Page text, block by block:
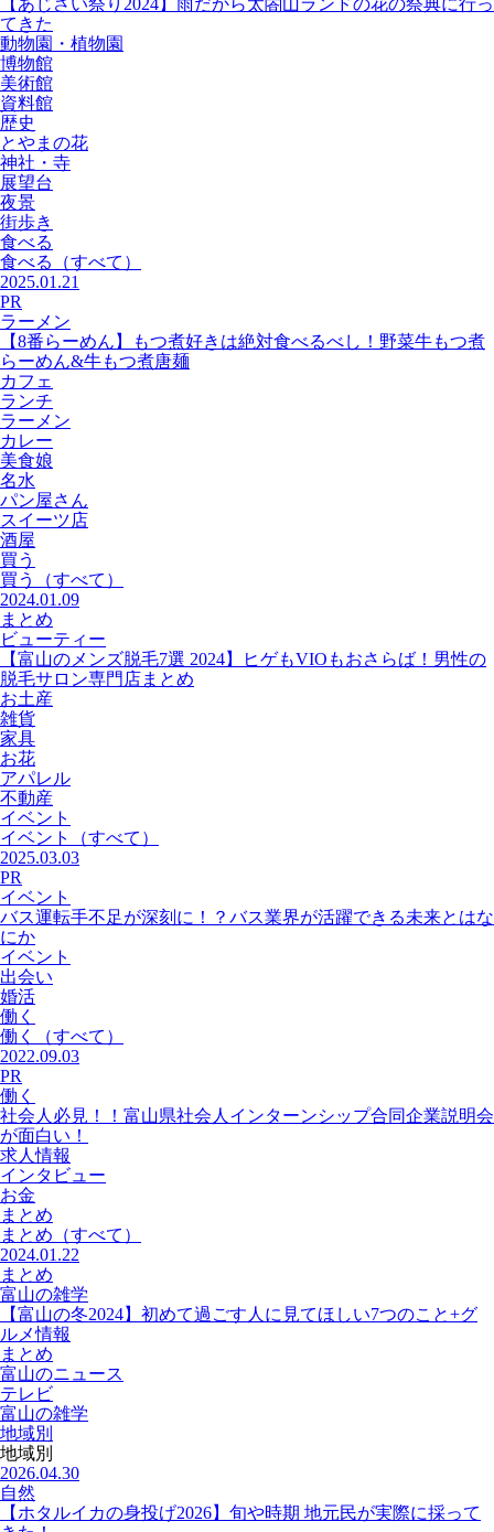
【あじさい祭り2024】雨だから太閤山ランドの花の祭典に行っ
てきた
動物園・植物園
博物館
美術館
資料館
歴史
とやまの花
神社・寺
展望台
夜景
街歩き
食べる
食べる
（すべて）
2025.01.21
PR
ラーメン
【8番らーめん】もつ煮好きは絶対食べるべし！野菜牛もつ煮
らーめん&牛もつ煮唐麺
カフェ
ランチ
ラーメン
カレー
美食娘
名水
パン屋さん
スイーツ店
酒屋
買う
買う
（すべて）
2024.01.09
まとめ
ビューティー
【富山のメンズ脱毛7選 2024】ヒゲもVIOもおさらば！男性の
脱毛サロン専門店まとめ
お土産
雑貨
家具
お花
アパレル
不動産
イベント
イベント
（すべて）
2025.03.03
PR
イベント
バス運転手不足が深刻に！？バス業界が活躍できる未来とはな
にか
イベント
出会い
婚活
働く
働く
（すべて）
2022.09.03
PR
働く
社会人必見！！富山県社会人インターンシップ合同企業説明会
が面白い！
求人情報
インタビュー
お金
まとめ
まとめ （すべて）
2024.01.22
まとめ
富山の雑学
【富山の冬2024】初めて過ごす人に見てほしい7つのこと+グ
ルメ情報
まとめ
富山のニュース
テレビ
富山の雑学
地域別
地域別
2026.04.30
自然
【ホタルイカの身投げ2026】旬や時期 地元民が実際に採って